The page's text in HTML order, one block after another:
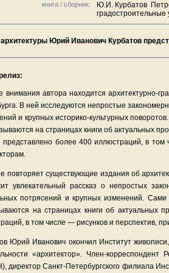
книга / сборник:
Ю.И. Курбатов
градостроительные
Юрий Иванович Курбатов
внимания автора находится архитектурно-
В ней исследуются непростые
и крупных историко-культурных
на страницах книги об актуальных
представлено более 400 иллюстраций, в
повторяет существующие издания об
увлекательный рассказ о непростых
потрясений и крупных изменений.
на страницах книги об актуальных
в том числе — рисунков и перспектив,
Юрий Иванович окончил Институт
«архитектор». Член-корреспондент
директор Санкт-Петербургского филиала